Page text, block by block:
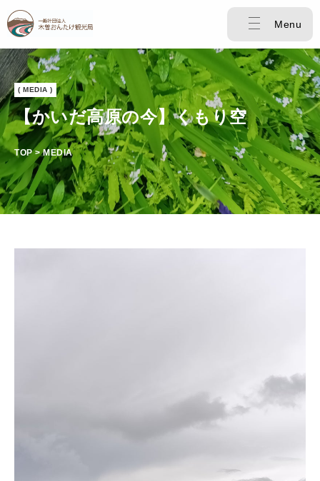
Menu
( MEDIA )
【かいだ高原の今】くもり空
TOP > MEDIA